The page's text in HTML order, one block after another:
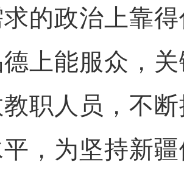
的政治上靠
上能服众，
职人员，不
，为坚持新